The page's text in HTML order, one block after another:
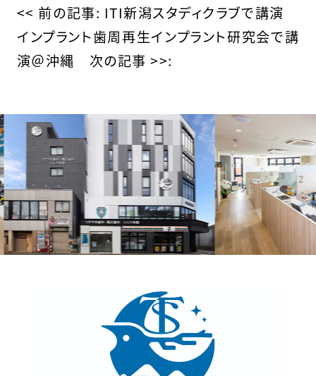
の
他
投
稿
<< 前の記事: ITI新潟スタディクラブで講演
インプラント歯周再生インプラント研究会で講
演＠沖縄
次の記事 >>: